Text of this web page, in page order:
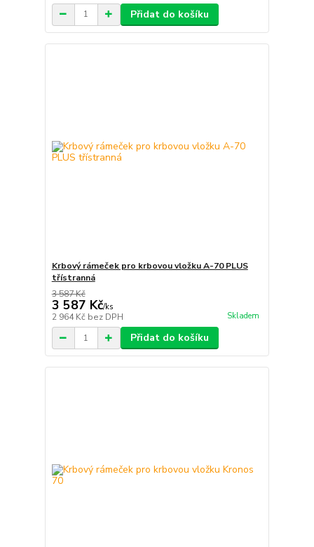
Přidat do košíku
Krbový rámeček pro krbovou vložku A-70 PLUS
třístranná
3 587 Kč
3 587 Kč/ks
2 964 Kč bez DPH Skladem
Přidat do košíku